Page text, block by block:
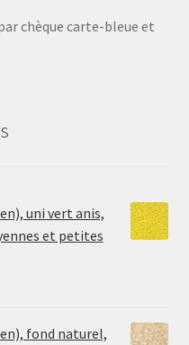
chèque carte-bleue et
uni vert anis,
et petites
fond naturel,